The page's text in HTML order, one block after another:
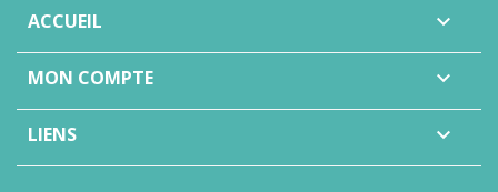
ACCUEIL 
MON COMPTE 
LIENS 